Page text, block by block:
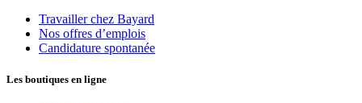
Travailler chez Bayard
Nos offres d’emplois
Candidature spontanée
Les boutiques en ligne